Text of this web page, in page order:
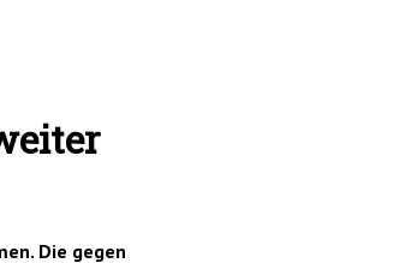
Die gegen